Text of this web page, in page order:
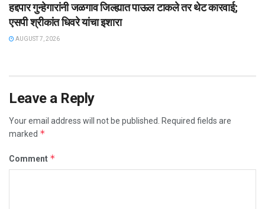
हद्दपार गुन्हेगारांनी जळगाव जिल्ह्यात पाऊल टाकले तर थेट कारवाई;
एसपी श्रीकांत धिवरे यांचा इशारा
AUGUST 7, 2026
Leave a Reply
Your email address will not be published.
Required fields are
marked *
Comment *